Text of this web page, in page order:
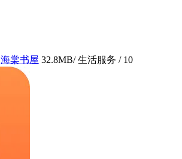
海棠书屋 32.8MB/ 生活服务 / 10